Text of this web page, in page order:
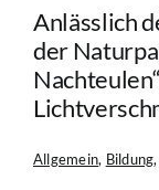
gelegt
Bildung Blog
Anlässlich
der
Allgemein, Bildung,